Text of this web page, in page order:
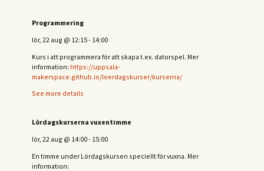
Programmering
lör, 22 aug @ 12:15- 14:00
Kurs i att programmera för att skapa t.ex. datorspel. Mer
information: https://uppsala-
makerspace.github.io/loerdagskurser/kurserna/
See more details
Lördagskurserna vuxentimme
lör, 22 aug @ 14:00- 15:00
En timme under Lördagskursen speciellt för vuxna. Mer
information: